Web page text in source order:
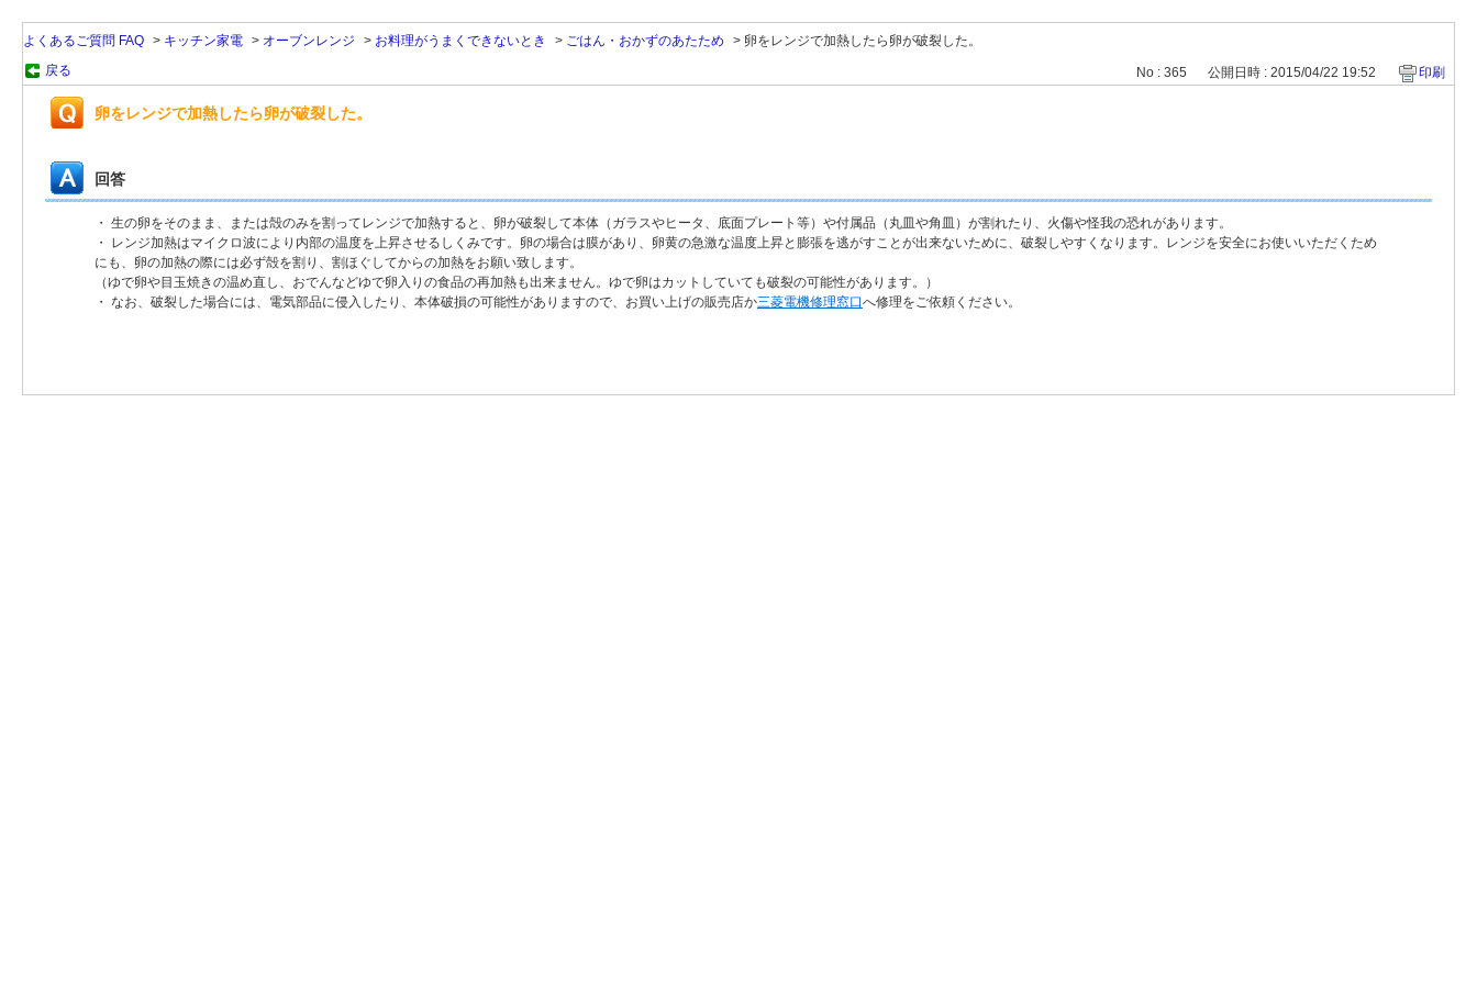
よくあるご質問 FAQ > キッチン家電 > オーブンレンジ > お料理がうまくできないとき > ごはん・おかずのあたため > 卵をレンジで加熱したら卵が破裂した。
戻る
No : 365 公開日時 : 2015/04/22 19:52 印刷
卵をレンジで加熱したら卵が破裂した。
回答
・ 生の卵をそのまま、または殻のみを割ってレンジで加熱すると、卵が破裂して本体（ガラスやヒータ、底面プレート等）や付属品（丸皿や角皿）が割れたり、火傷や怪我の恐れがあります。
・ レンジ加熱はマイクロ波により内部の温度を上昇させるしくみです。卵の場合は膜があり、卵黄の急激な温度上昇と膨張を逃がすことが出来ないために、破裂しやすくなります。レンジを安全にお使いいただくため
にも、卵の加熱の際には必ず殻を割り、割ほぐしてからの加熱をお願い致します。
（ゆで卵や目玉焼きの温め直し、おでんなどゆで卵入りの食品の再加熱も出来ません。ゆで卵はカットしていても破裂の可能性があります。）
・ なお、破裂した場合には、電気部品に侵入したり、本体破損の可能性がありますので、お買い上げの販売店か三菱電機修理窓口へ修理をご依頼ください。